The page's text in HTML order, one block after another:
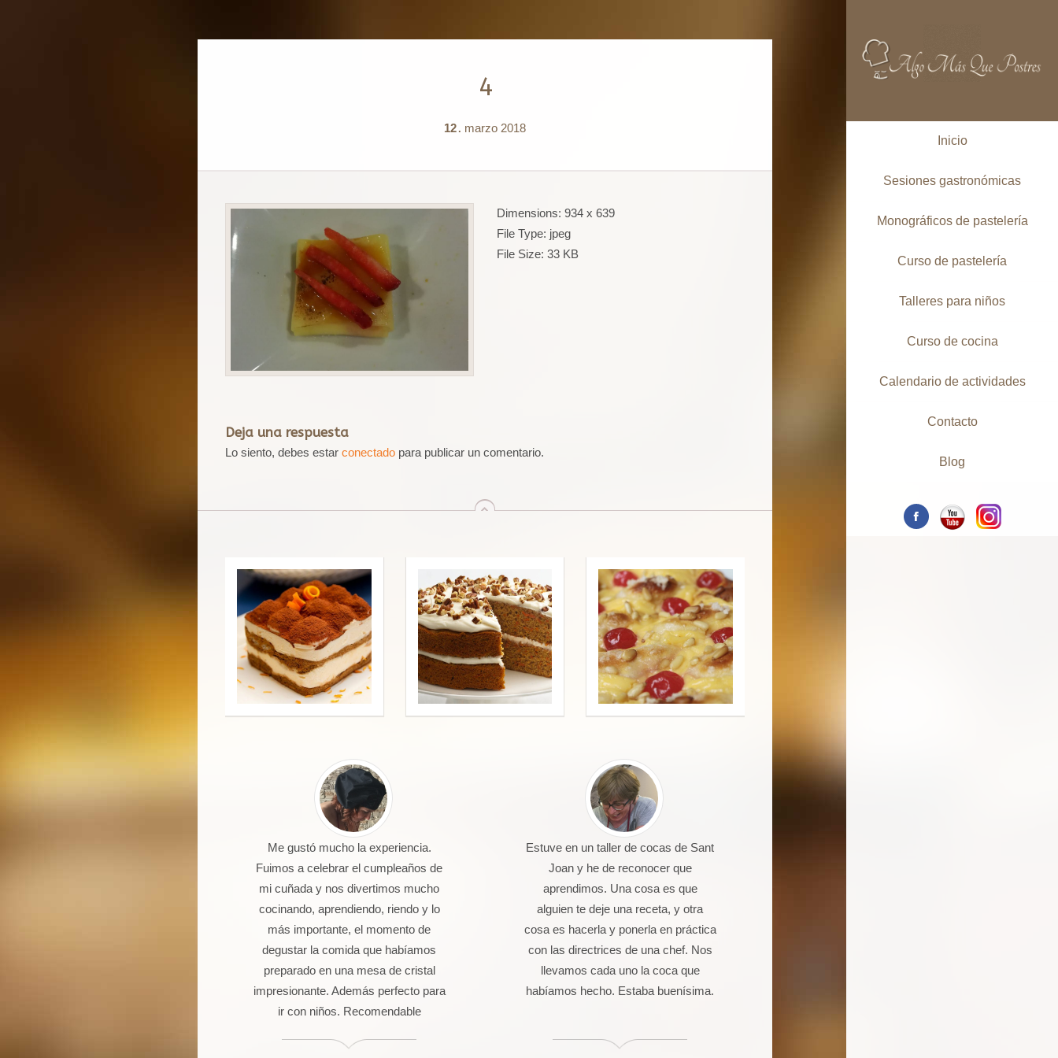
Inicio
Sesiones gastronómicas
Monográficos de pastelería
Curso de pastelería
Talleres para niños
Curso de cocina
Calendario de actividades
Contacto
Blog
4
12 . marzo 2018
Dimensions: 934 x 639
File Type: jpeg
File Size: 33 KB
Deja una respuesta
Lo siento, debes estar conectado para publicar un comentario.
arriba
Me gustó mucho la experiencia.
Fuimos a celebrar el cumpleaños de
mi cuñada y nos divertimos mucho
cocinando, aprendiendo, riendo y lo
más importante, el momento de
degustar la comida que habíamos
preparado en una mesa de cristal
impresionante. Además perfecto para
ir con niños. Recomendable
Estuve en un taller de cocas de Sant
Joan y he de reconocer que
aprendimos. Una cosa es que
alguien te deje una receta, y otra
cosa es hacerla y ponerla en práctica
con las directrices de una chef. Nos
llevamos cada uno la coca que
habíamos hecho. Estaba buenísima.